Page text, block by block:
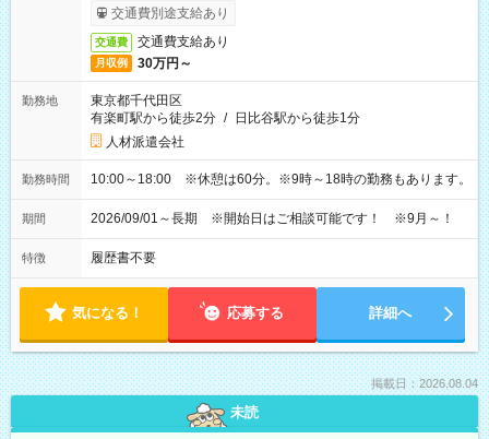
交通費別途支給あり
交通費 交通費支給あり
月収例 30万円～
勤務地
東京都千代田区
有楽町駅から徒歩2分 / 日比谷駅から徒歩1分
人材派遣会社
勤務時間 10:00～18:00 ※休憩は60分。※9時～18時の勤務もあります。
期間 2026/09/01～長期 ※開始日はご相談可能です！ ※9月～！
特徴 履歴書不要
気になる！ 応募する 詳細へ
掲載日：2026.08.04
未読